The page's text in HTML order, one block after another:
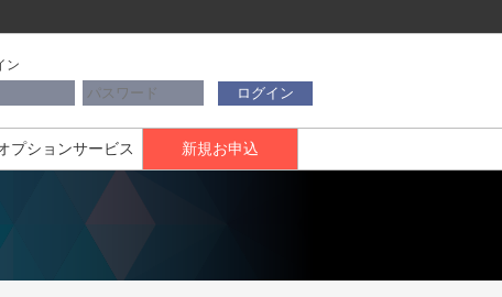
ン
ログイン
プションサービス 新規お申込